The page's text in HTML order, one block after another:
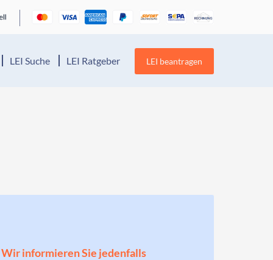
LEI Suche LEI Ratgeber LEI beantragen
Wir informieren Sie jedenfalls